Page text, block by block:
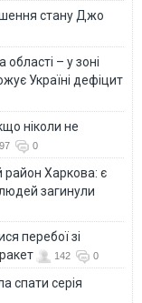
стану Джо
– у зоні
Україні дефіцит
ніколи не
0
район Харкова: є
загинули
перебої зі
142 0
спати серія